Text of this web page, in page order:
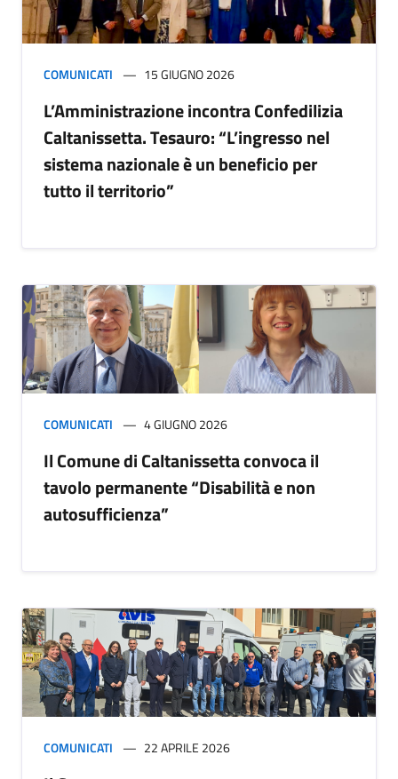
COMUNICATI 15 GIUGNO 2026
L’Amministrazione incontra Confedilizia
Caltanissetta. Tesauro: “L’ingresso nel
sistema nazionale è un beneficio per
tutto il territorio”
COMUNICATI 4 GIUGNO 2026
Il Comune di Caltanissetta convoca il
tavolo permanente “Disabilità e non
autosufficienza”
COMUNICATI 22 APRILE 2026